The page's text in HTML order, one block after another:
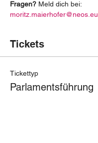
Fragen? Meld dich bei:
moritz.maierhofer@neos.eu
Tickets
Tickettyp
Parlamentsführung